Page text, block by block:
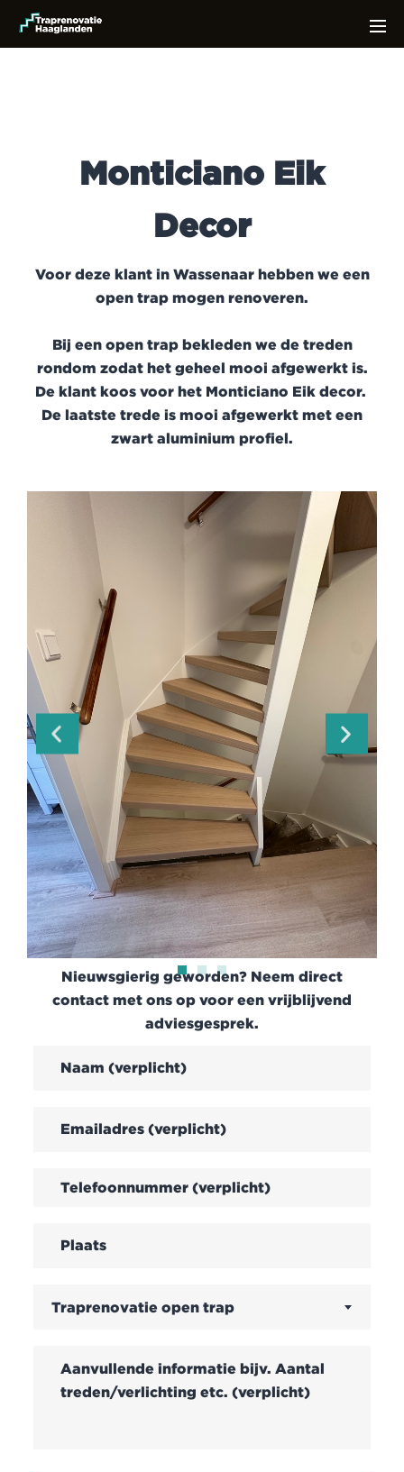
Monticiano Eik
Decor
Voor deze klant in Wassenaar hebben we een
open trap mogen renoveren.
Bij een open trap bekleden we de treden
rondom zodat het geheel mooi afgewerkt is.
De klant koos voor het Monticiano Eik decor.
De laatste trede is mooi afgewerkt met een
zwart aluminium profiel.
Nieuwsgierig geworden? Neem direct
contact met ons op voor een vrijblijvend
adviesgesprek.
Traprenovatie open trap